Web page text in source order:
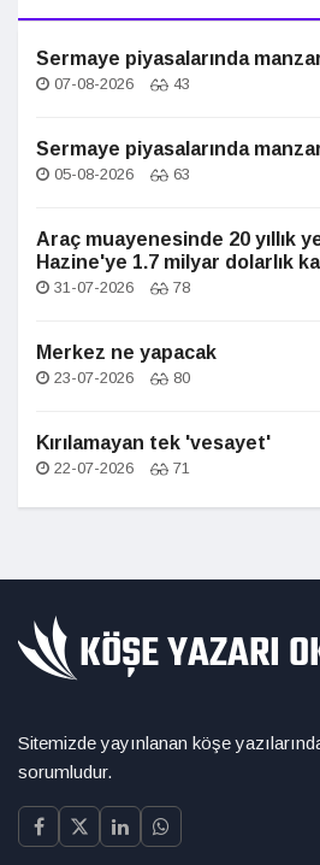
Sermaye piyasalarında
07-08-2026 43
Sermaye piyasalarında
05-08-2026 63
Araç muayenesinde 20 yıllık
Hazine'ye 1.7 milyar dolarlık
31-07-2026 78
Merkez ne yapacak
23-07-2026 80
Kırılamayan tek 'vesayet'
22-07-2026 71
Sitemizde yayınlanan köşe
sorumludur.